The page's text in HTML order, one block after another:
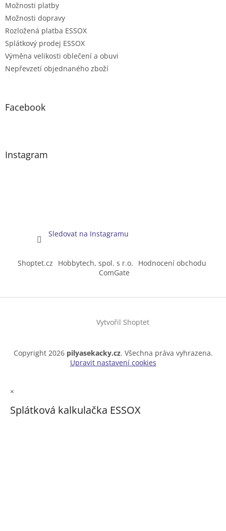
Možnosti platby
Možnosti dopravy
Rozložená platba ESSOX
Splátkový prodej ESSOX
Výměna velikosti oblečení a obuvi
Nepřevzetí objednaného zboží
Facebook
Instagram
Sledovat na Instagramu
Shoptet.cz Hobbytech, spol. s r.o.
Hodnocení obchodu
ComGate
Vytvořil Shoptet
Copyright 2026 pilyasekacky.cz. Všechna práva vyhrazena.
Upravit nastavení cookies
×
Splátková kalkulačka ESSOX